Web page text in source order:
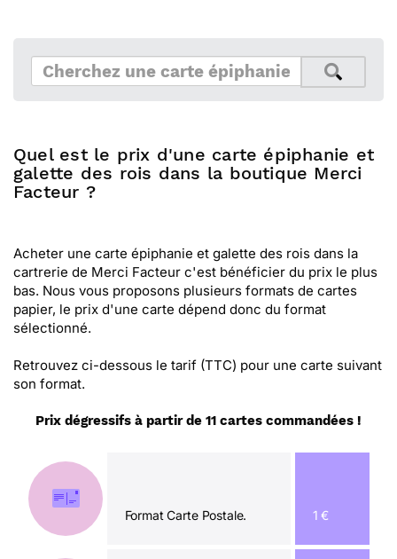
Quel est le prix d'une carte épiphanie et
galette des rois dans la boutique Merci
Facteur ?
Acheter une carte épiphanie et galette des rois dans la
cartrerie de Merci Facteur c'est bénéficier du prix le plus
bas. Nous vous proposons plusieurs formats de cartes
papier, le prix d'une carte dépend donc du format
sélectionné.
Retrouvez ci-dessous le tarif (TTC) pour une carte suivant
son format.
Prix dégressifs à partir de 11 cartes commandées !
Format Carte Postale. 1 €